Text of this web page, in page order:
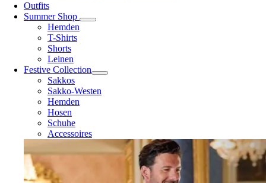
Outfits
Summer Shop
Hemden
T-Shirts
Shorts
Leinen
Festive Collection
Sakkos
Sakko-Westen
Hemden
Hosen
Schuhe
Accessoires